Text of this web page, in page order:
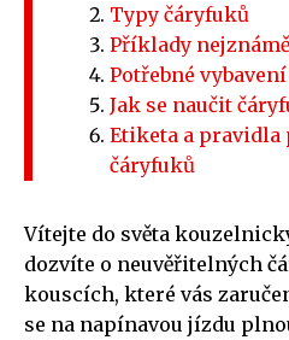
Typy čáryfuků
Příklady
Potřebné
Jak se naučit
Etiketa a pravidla
čáryfuků
Vítejte do světa
dozvíte o neuvěřitelných
kouscích, které vás
se na napínavou jízdu